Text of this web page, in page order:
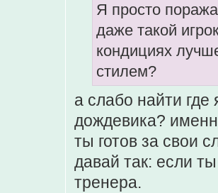
Я просто
даже такой
кондициях
стилем?
а слабо найти
дождевика?
ты готов за свои
давай так: если
тренера.